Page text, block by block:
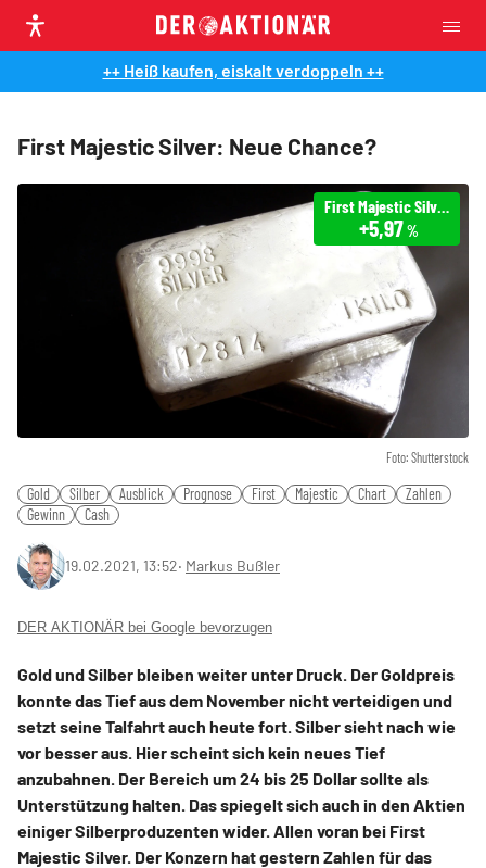
++ Heiß kaufen, eiskalt verdoppeln ++
First Majestic Silver: Neue Chance?
Foto: Shutterstock
First Majestic Silver
+5,97%
Gold Silber Ausblick Prognose First Majestic Chart
Zahlen
Gewinn
Cash
19.02.2021, 13:52‧ Markus Bußler
DER AKTIONÄR bei Google bevorzugen
Gold und Silber bleiben weiter unter Druck. Der Goldpreis
konnte das Tief aus dem November nicht verteidigen und
setzt seine Talfahrt auch heute fort. Silber sieht nach wie
vor besser aus. Hier scheint sich kein neues Tief
anzubahnen. Der Bereich um 24 bis 25 Dollar sollte als
Unterstützung halten. Das spiegelt sich auch in den Aktien
einiger Silberproduzenten wider. Allen voran bei First
Majestic Silver. Der Konzern hat gestern Zahlen für das